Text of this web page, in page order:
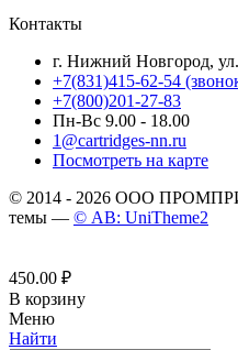
Контакты
г. Нижний Новгород, ул.
+7(831)415-62-54
+7(800)201-27-83
Пн-Вс 9.00 - 18.00
1@cartridges-nn.ru
Посмотреть на карте
© 2014 - 2026 ООО
темы — © AB: UniTheme2
450.00 ₽
В корзину
Меню
Найти